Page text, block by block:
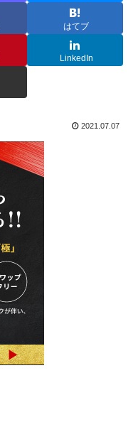
はてブ
LinkedIn
2021.07.07